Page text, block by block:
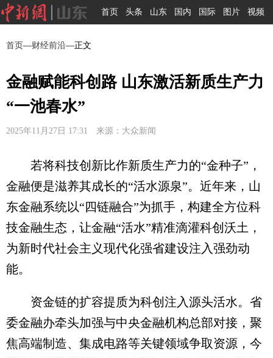
首页 头条 山东 国内 国际 图片 视频
首页—财经前沿—正文
金融赋能科创路 山东激活新质生产力
“一池春水”
2025年11月27日 17:31 来源：大众新闻
若将科技创新比作新质生产力的“金种子”，
金融便是滋养其成长的“活水源泉”。近年来，山
东金融系统以“四链融合”为抓手，构建全方位科
技金融生态，让金融“活水”精准滴灌科创沃土，
为新时代社会主义现代化强省建设注入强劲动
能。
资金链的扩容提质为科创注入源头活水。省
委金融办牵头加强与中央金融机构总部对接，聚
焦高端制造、集成电路等关键领域争取资源，今